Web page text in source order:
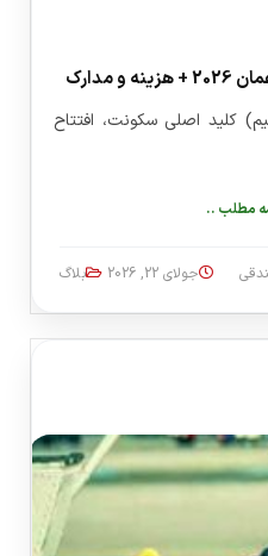
کلید اصلی سکونت، افتتاح
مطلب ..
جولای 22, 2026 بلاگ